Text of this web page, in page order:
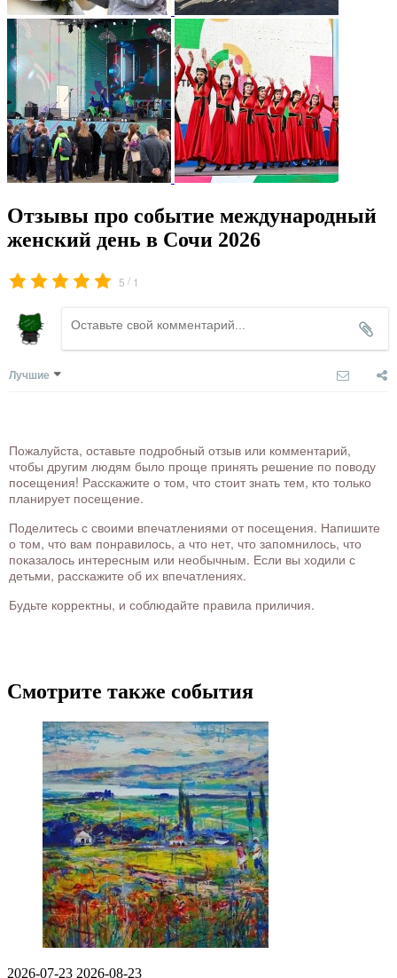
Отзывы про событие международный
женский день в Сочи 2026
5 / 1
Лучшие
Пожалуйста, оставьте подробный отзыв или комментарий,
чтобы другим людям было проще принять решение по поводу
посещения! Расскажите о том, что стоит знать тем, кто только
планирует посещение.
Поделитесь с своими впечатлениями от посещения. Напишите
о том, что вам понравилось, а что нет, что запомнилось, что
показалось интересным или необычным. Если вы ходили с
детьми, расскажите об их впечатлениях.
Будьте корректны, и соблюдайте правила приличия.
Смотрите также события
2026-07-23 2026-08-23